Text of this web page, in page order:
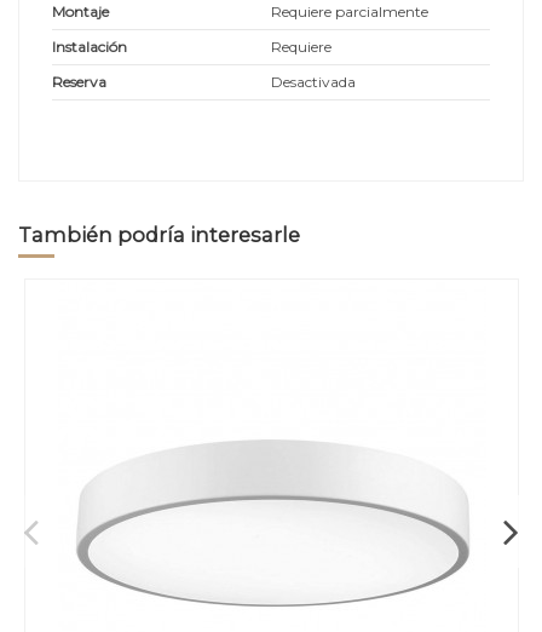
Montaje
Requiere parcialmente
Instalación
Requiere
Reserva
Desactivada
También podría interesarle